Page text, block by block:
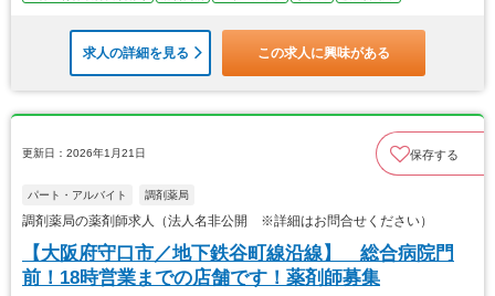
求人の詳細を見る この求人に興味がある
更新日：2026年1月21日 保存する
パート・アルバイト 調剤薬局
調剤薬局の薬剤師求人（法人名非公開 ※詳細はお問合せください）
【大阪府守口市／地下鉄谷町線沿線】 総合病院門
前！18時営業までの店舗です！薬剤師募集